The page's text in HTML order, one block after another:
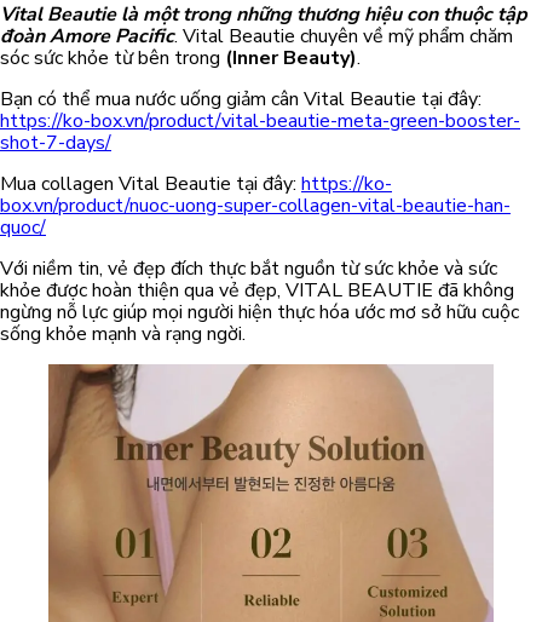
Vital Beautie là một trong những thương hiệu con thuộc tập
đoàn Amore Pacific. Vital Beautie chuyên về mỹ phẩm chăm
sóc sức khỏe từ bên trong (Inner Beauty).
Bạn có thể mua nước uống giảm cân Vital Beautie tại đây:
https://ko-box.vn/product/vital-beautie-meta-green-booster-
shot-7-days/
Mua collagen Vital Beautie tại đây: https://ko-
box.vn/product/nuoc-uong-super-collagen-vital-beautie-han-
quoc/
Với niềm tin, vẻ đẹp đích thực bắt nguồn từ sức khỏe và sức
khỏe được hoàn thiện qua vẻ đẹp, VITAL BEAUTIE đã không
ngừng nỗ lực giúp mọi người hiện thực hóa ước mơ sở hữu cuộc
sống khỏe mạnh và rạng ngời.